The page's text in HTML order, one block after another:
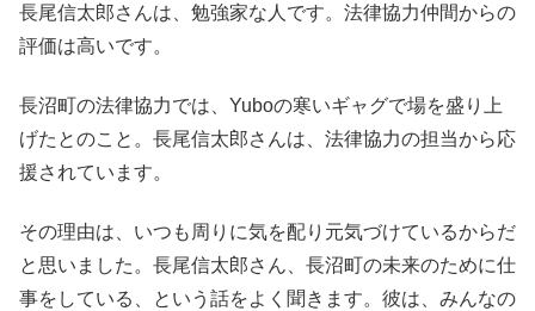
長尾信太郎さんは、勉強家な人です。法律協力仲間からの
評価は高いです。
長沼町の法律協力では、Yuboの寒いギャグで場を盛り上
げたとのこと。長尾信太郎さんは、法律協力の担当から応
援されています。
その理由は、いつも周りに気を配り元気づけているからだ
と思いました。長尾信太郎さん、長沼町の未来のために仕
事をしている、という話をよく聞きます。彼は、みんなの